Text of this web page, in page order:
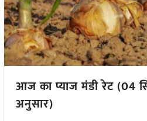
आज का प्याज मंडी रेट (04
अनुसार)